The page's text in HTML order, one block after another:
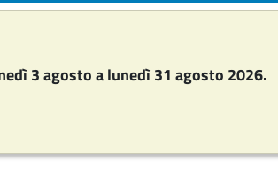
3 agosto a lunedì 31 agosto 2026.